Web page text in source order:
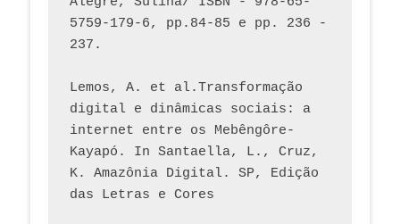
5759-179-6, pp.84-85 e pp. 236 -
237.
Lemos, A. et al.Transformação
digital e dinâmicas sociais: a
internet entre os Mebêngôre-
Kayapó. In Santaella, L., Cruz,
K. Amazônia Digital. SP, Edição
das Letras e Cores